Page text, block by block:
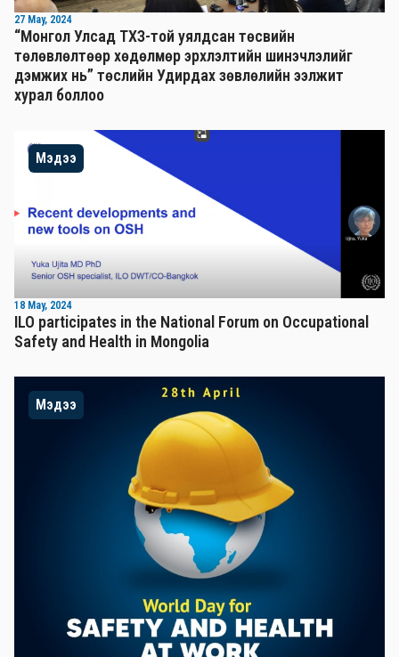
27 May, 2024
“Монгол Улсад ТХЗ-той уялдсан төсвийн
төлөвлөлтөөр хөдөлмөр эрхлэлтийн шинэчлэлийг
дэмжих нь” төслийн Удирдах зөвлөлийн ээлжит
хурал боллоо
Мэдээ
18 May, 2024
ILO participates in the National Forum on Occupational
Safety and Health in Mongolia
Мэдээ